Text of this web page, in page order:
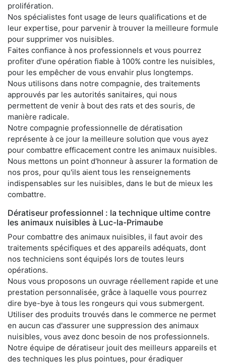
prolifération.
Nos spécialistes font usage de leurs qualifications et de
leur expertise, pour parvenir à trouver la meilleure formule
pour supprimer vos nuisibles.
Faites confiance à nos professionnels et vous pourrez
profiter d'une opération fiable à 100% contre les nuisibles,
pour les empêcher de vous envahir plus longtemps.
Nous utilisons dans notre compagnie, des traitements
approuvés par les autorités sanitaires, qui nous
permettent de venir à bout des rats et des souris, de
manière radicale.
Notre compagnie professionnelle de dératisation
représente à ce jour la meilleure solution que vous ayez
pour combattre efficacement contre les animaux nuisibles.
Nous mettons un point d'honneur à assurer la formation de
nos pros, pour qu'ils aient tous les renseignements
indispensables sur les nuisibles, dans le but de mieux les
combattre.
Dératiseur professionnel : la technique ultime contre
les animaux nuisibles à Luc-la-Primaube
Pour combattre des animaux nuisibles, il faut avoir des
traitements spécifiques et des appareils adéquats, dont
nos techniciens sont équipés lors de toutes leurs
opérations.
Nous vous proposons un ouvrage réellement rapide et une
prestation personnalisée, grâce à laquelle vous pourrez
dire bye-bye à tous les rongeurs qui vous submergent.
Utiliser des produits trouvés dans le commerce ne permet
en aucun cas d'assurer une suppression des animaux
nuisibles, vous avez donc besoin de nos professionnels.
Notre équipe de dératiseur jouit des meilleurs appareils et
des techniques les plus pointues, pour éradiquer